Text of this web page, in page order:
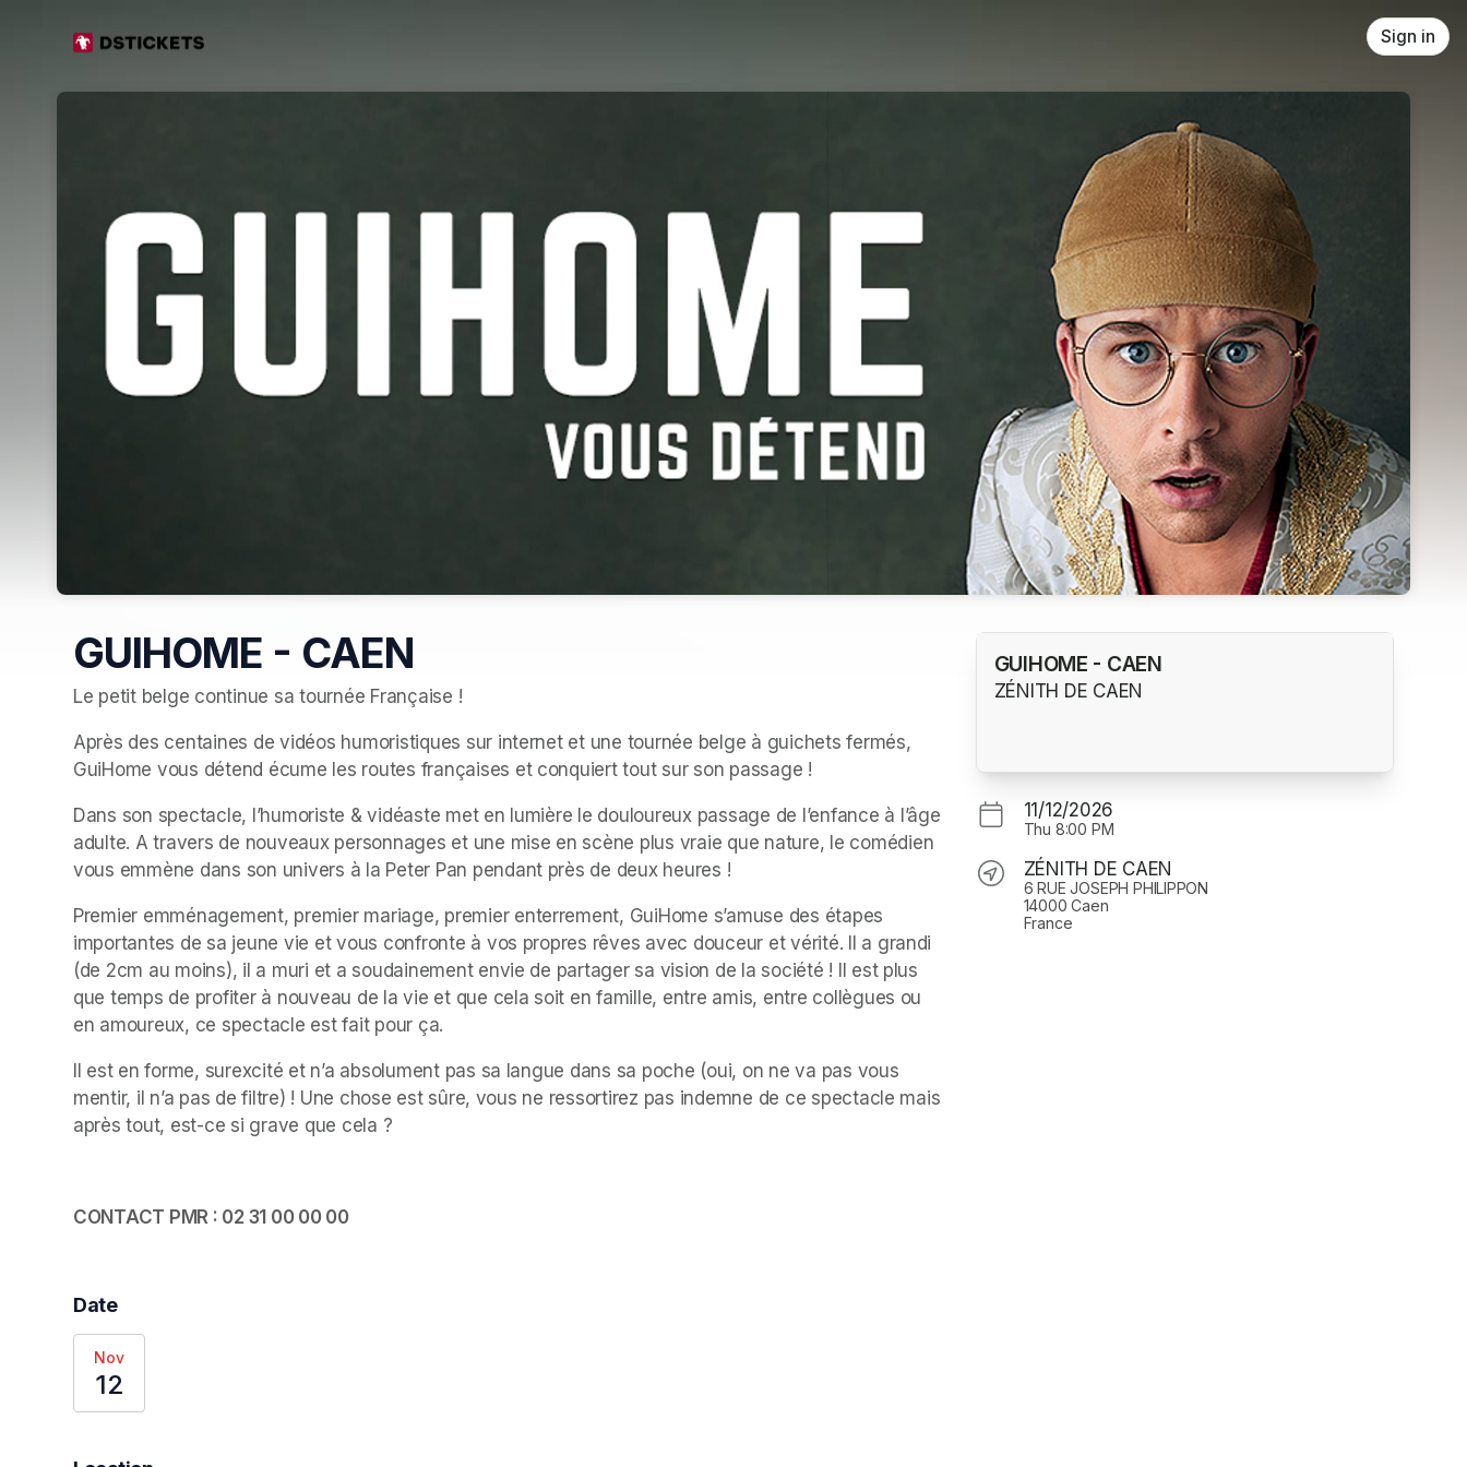
Sign in
GUIHOME - CAEN
Le petit belge continue sa tournée Française !
Après des centaines de vidéos humoristiques sur internet et une tournée belge à guichets fermés,
GuiHome vous détend écume les routes françaises et conquiert tout sur son passage !
Dans son spectacle, l’humoriste & vidéaste met en lumière le douloureux passage de l’enfance à l’âge
adulte. A travers de nouveaux personnages et une mise en scène plus vraie que nature, le comédien
vous emmène dans son univers à la Peter Pan pendant près de deux heures !
Premier emménagement, premier mariage, premier enterrement, GuiHome s’amuse des étapes
importantes de sa jeune vie et vous confronte à vos propres rêves avec douceur et vérité. Il a grandi
(de 2cm au moins), il a muri et a soudainement envie de partager sa vision de la société ! Il est plus
que temps de profiter à nouveau de la vie et que cela soit en famille, entre amis, entre collègues ou
en amoureux, ce spectacle est fait pour ça.
Il est en forme, surexcité et n’a absolument pas sa langue dans sa poche (oui, on ne va pas vous
mentir, il n’a pas de filtre) ! Une chose est sûre, vous ne ressortirez pas indemne de ce spectacle mais
après tout, est-ce si grave que cela ?
CONTACT PMR : 02 31 00 00 00
Date
Nov
12
GUIHOME - CAEN
ZÉNITH DE CAEN
11/12/2026
Thu 8:00 PM
ZÉNITH DE CAEN
6 RUE JOSEPH PHILIPPON
14000 Caen
France